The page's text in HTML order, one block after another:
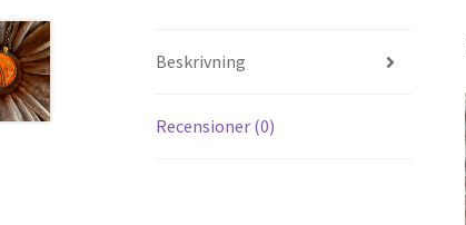
Beskrivning
Recensioner (0)